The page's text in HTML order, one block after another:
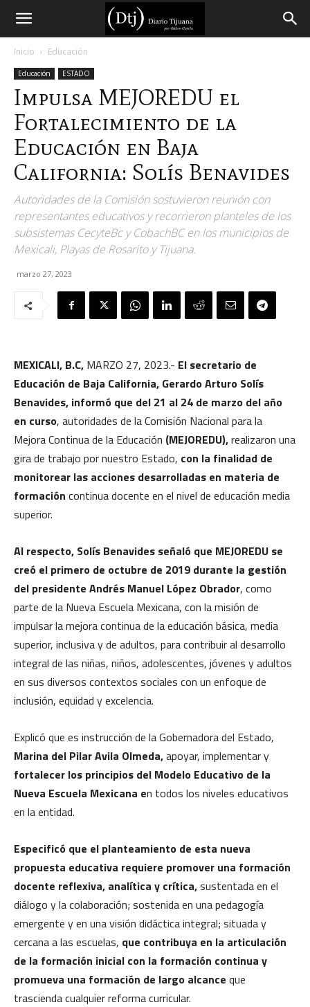
Diario
Tijuana
Inicio Educación
Educación ESTADO
Impulsa MEJOREDU el
Fortalecimiento de la
Educación en Baja
California: Solís Benavides
Autoridades de la Comisión sostuvieron reunión con
representantes educativos y recorrieron planteles de los
subsistemas CecyteBc y CobachBC en los municipios de
Mexicali, Playas de Rosarito y Tijuana.
marzo 27, 2023
MEXICALI, B.C, MARZO 27, 2023.- El secretario de
Educación de Baja California, Gerardo Arturo Solís
Benavides, informó que del 21 al 24 de marzo del año
en curso, autoridades de la Comisión Nacional para la
Mejora Continua de la Educación (MEJOREDU),realizaron una
gira de trabajo por nuestro Estado, con la finalidad de
monitorear las acciones desarrolladas en materia de
formación continua docente en el nivel de educación media
superior.
Al respecto, Solís Benavides señaló que MEJOREDU se
creó el primero de octubre de 2019 durante la gestión
del presidente Andrés Manuel López Obrador, como
parte de la Nueva Escuela Mexicana, con la misión de
impulsar la mejora continua de la educación básica, media
superior, inclusiva y de adultos, para contribuir al desarrollo
integral de las niñas, niños, adolescentes, jóvenes y adultos
en sus diversos contextos sociales con un enfoque de
inclusión, equidad y excelencia.
Explicó que es instrucción de la Gobernadora del Estado,
Marina del Pilar Avila Olmeda,apoyar, implementar y
fortalecer los principios del Modelo Educativo de la
Nueva Escuela Mexicana en todos los niveles educativos
en la entidad.
Especificó que el planteamiento de esta nueva
propuesta educativa requiere promover una formación
docente reflexiva, analítica y crítica,sustentada en el
diálogo y la colaboración; sostenida en una pedagogía
emergente y en una visión didáctica integral; situada y
cercana a las escuelas, que contribuya en la articulación
de la formación inicial con la formación continua y
promueva una formación de largo alcance que
trascienda cualquier reforma curricular.